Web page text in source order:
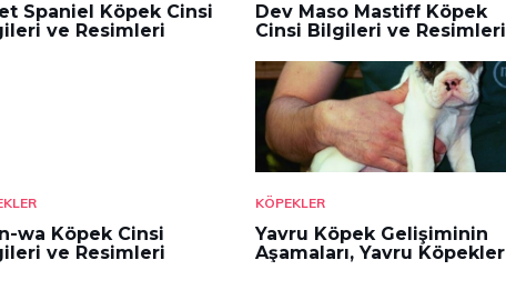
Spaniel Köpek Cinsi
ve Resimleri
Dev Maso Mastiff Köpek
Cinsi Bilgileri ve Resimleri
wa Köpek Cinsi
ve Resimleri
KÖPEKLER
Yavru Köpek Gelişiminin
Aşamaları, Yavru Köpekler